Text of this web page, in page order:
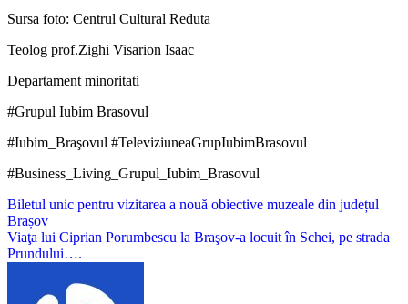
Sursa foto: Centrul Cultural Reduta
Teolog prof.Zighi Visarion Isaac
Departament minoritati
#Grupul Iubim Brasovul
#Iubim_Braşovul #TeleviziuneaGrupIubimBrasovul
#Business_Living_Grupul_Iubim_Brasovul
Navigare
în
articole
Biletul unic pentru vizitarea a nouă obiective muzeale din județul
Brașov
Viaţa lui Ciprian Porumbescu la Braşov-a locuit în Schei, pe strada
Prundului….